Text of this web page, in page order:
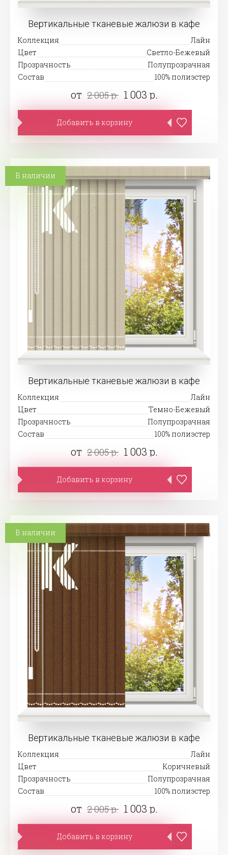
Вертикальные тканевые жалюзи в кафе
Коллекция
Лайн
Цвет
Светло-Бежевый
Прозрачность
Полупрозрачная
Состав
100% полиэстер
от 2 005 р. 1 003 р.
Добавить в корзину
Вертикальные тканевые жалюзи в кафе
Коллекция
Лайн
Цвет
Темно-Бежевый
Прозрачность
Полупрозрачная
Состав
100% полиэстер
от 2 005 р. 1 003 р.
В наличии
Добавить в корзину
Вертикальные тканевые жалюзи в кафе
Коллекция
Лайн
Цвет
Коричневый
Прозрачность
Полупрозрачная
Состав
100% полиэстер
от 2 005 р. 1 003 р.
В наличии
Добавить в корзину